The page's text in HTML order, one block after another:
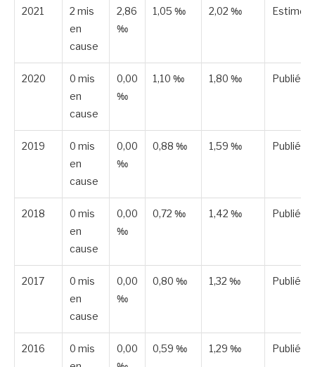
2021
2 mis
en
cause
2,86
‰
1,05 ‰ 2,02 ‰ Estimée
2020
0 mis
en
cause
0,00
‰
1,10 ‰ 1,80 ‰ Publiée
2019
0 mis
en
cause
0,00
‰
0,88 ‰ 1,59 ‰ Publiée
2018
0 mis
en
cause
0,00
‰
0,72 ‰ 1,42 ‰ Publiée
2017
0 mis
en
cause
0,00
‰
0,80 ‰ 1,32 ‰ Publiée
2016
0 mis
0,00
0,59 ‰ 1,29 ‰ Publiée